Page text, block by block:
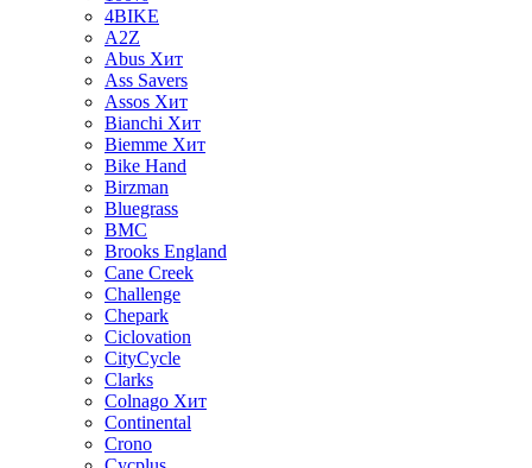
4BIKE
A2Z
Abus Хит
Ass Savers
Assos Хит
Bianchi Хит
Biemme Хит
Bike Hand
Birzman
Bluegrass
BMC
Brooks England
Cane Creek
Challenge
Chepark
Ciclovation
CityCycle
Clarks
Colnago Хит
Continental
Crono